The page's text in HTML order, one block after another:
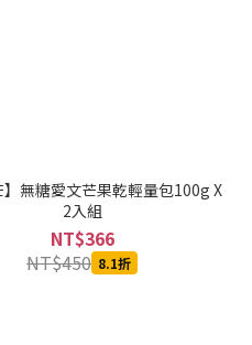
】無糖愛文芒果乾輕量包100g X
2入組
NT$366
NT$450 8.1折